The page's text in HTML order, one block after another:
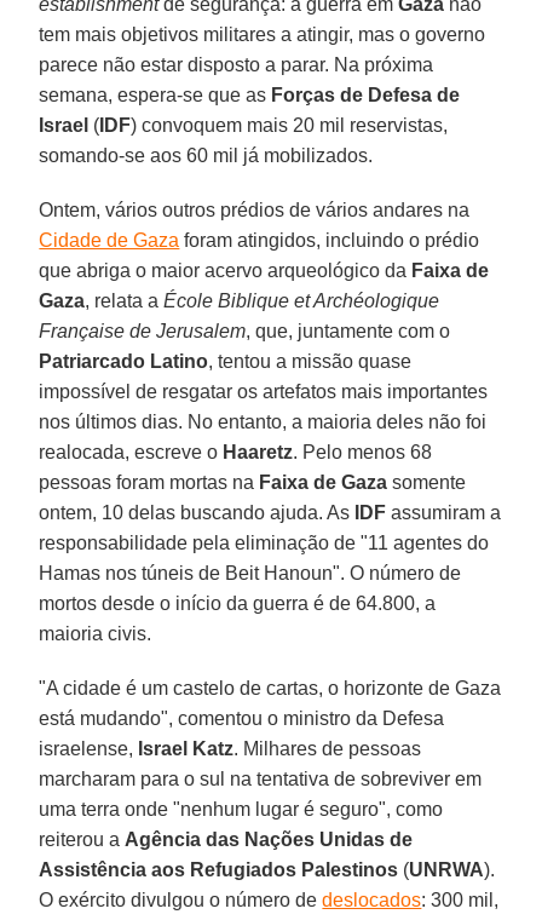
tem mais objetivos militares a atingir, mas o governo
parece não estar disposto a parar. Na próxima
semana, espera-se que as Forças de Defesa de
Israel ( IDF) convoquem mais 20 mil reservistas,
somando-se aos 60 mil já mobilizados.
Ontem, vários outros prédios de vários andares na
Cidade de Gaza foram atingidos, incluindo o prédio
que abriga o maior acervo arqueológico da Faixa de
Gaza, relata aÉcole Biblique et Archéologique
Française de Jerusalem, que, juntamente com o
Patriarcado Latino, tentou a missão quase
impossível de resgatar os artefatos mais importantes
nos últimos dias. No entanto, a maioria deles não foi
realocada, escreve o Haaretz. Pelo menos 68
pessoas foram mortas na Faixa de Gaza somente
ontem, 10 delas buscando ajuda. As
IDF assumiram a
responsabilidade pela eliminação de "11 agentes do
Hamas nos túneis de Beit Hanoun". O número de
mortos desde o início da guerra é de 64.800, a
maioria civis.
"A cidade é um castelo de cartas, o horizonte de Gaza
está mudando", comentou o ministro da Defesa
israelense, Israel Katz. Milhares de pessoas
marcharam para o sul na tentativa de sobreviver em
uma terra onde "nenhum lugar é seguro", como
reiterou a Agência das Nações Unidas de
Assistência aos Refugiados Palestinos (UNRWA).
O exército divulgou o número dedeslocados: 300 mil,